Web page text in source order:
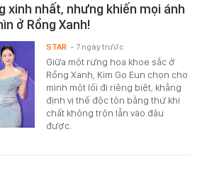
xinh nhất, nhưng khiến mọi ánh
ở Rồng Xanh!
Giữa một rừng hoa khoe sắc ở
Rồng Xanh, Kim Go Eun chọn cho
mình một lối đi riêng biệt, khẳng
định vị thế độc tôn bằng thứ khí
chất không trộn lẫn vào đâu
được.
STAR - 7 ngày trước